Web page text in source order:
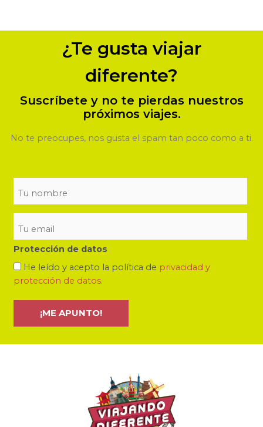
¿Te gusta viajar
diferente?
Suscríbete y no te pierdas nuestros
próximos viajes.
No te preocupes, nos gusta el spam tan poco como a ti.
Protección de datos
He leído y acepto la política de privacidad y
protección de datos.